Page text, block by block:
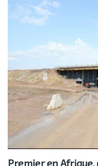
Premier en Afrique,